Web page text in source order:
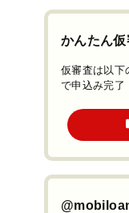
かんたん
仮審査は以下
で申込み完了